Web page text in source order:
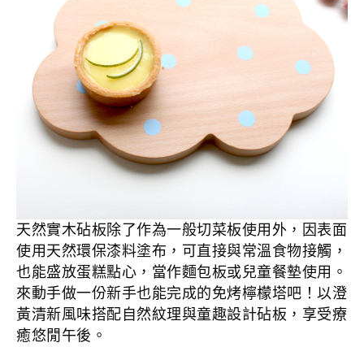
天然實木砧板除了作為一般切菜板使用外，因表面
使用天然環保漆料塗布，可直接與常溫食物接觸，
也能盛放蛋糕點心，當作麵包板或兒童餐墊使用。
來動手做一份新手也能完成的免烤檸檬塔吧！以澄
黃清新風味搭配自然紋理與童趣設計砧板，享受療
癒悠閒午後。